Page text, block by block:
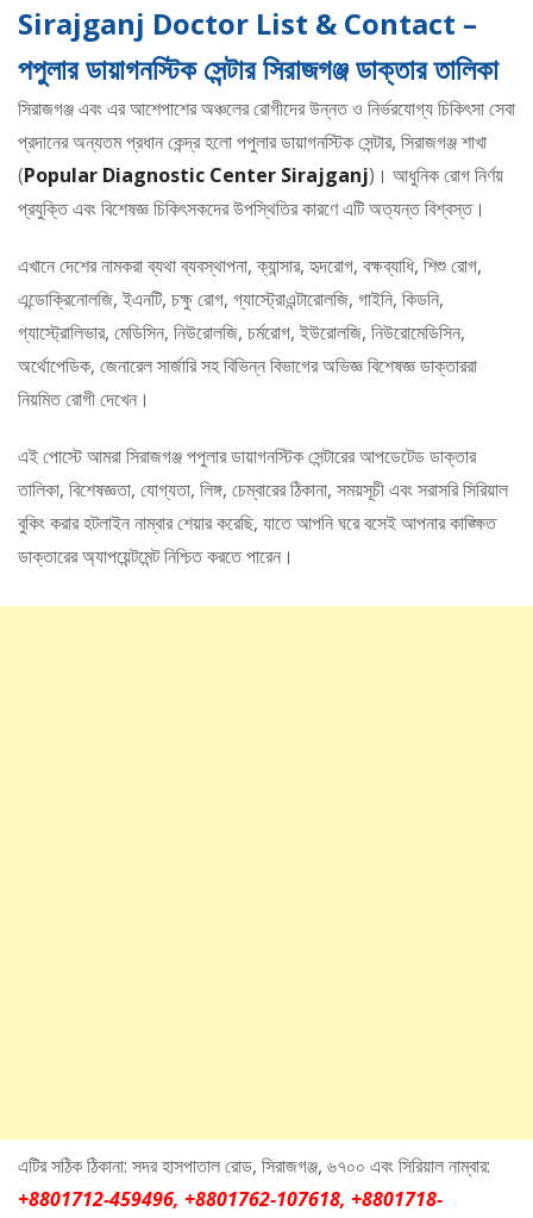
Sirajganj Doctor List & Contact –
পপুলার ডায়াগনস্টিক সেন্টার সিরাজগঞ্জ ডাক্তার তালিকা
সিরাজগঞ্জ এবং এর আশেপাশের অঞ্চলের রোগীদের উন্নত ও নির্ভরযোগ্য চিকিৎসা সেবা
প্রদানের অন্যতম প্রধান কেন্দ্র হলো পপুলার ডায়াগনস্টিক সেন্টার, সিরাজগঞ্জ শাখা
(Popular Diagnostic Center Sirajganj)। আধুনিক রোগ নির্ণয়
প্রযুক্তি এবং বিশেষজ্ঞ চিকিৎসকদের উপস্থিতির কারণে এটি অত্যন্ত বিশ্বস্ত।
এখানে দেশের নামকরা ব্যথা ব্যবস্থাপনা, ক্যান্সার, হৃদরোগ, বক্ষব্যাধি, শিশু রোগ,
এন্ডোক্রিনোলজি, ইএনটি, চক্ষু রোগ, গ্যাস্ট্রোএন্টারোলজি, গাইনি, কিডনি,
গ্যাস্ট্রোলিভার, মেডিসিন, নিউরোলজি, চর্মরোগ, ইউরোলজি, নিউরোমেডিসিন,
অর্থোপেডিক, জেনারেল সার্জারি সহ বিভিন্ন বিভাগের অভিজ্ঞ বিশেষজ্ঞ ডাক্তাররা
নিয়মিত রোগী দেখেন।
এই পোস্টে আমরা সিরাজগঞ্জ পপুলার ডায়াগনস্টিক সেন্টারের আপডেটেড ডাক্তার
তালিকা, বিশেষজ্ঞতা, যোগ্যতা, লিঙ্গ, চেম্বারের ঠিকানা, সময়সূচী এবং সরাসরি সিরিয়াল
বুকিং করার হটলাইন নাম্বার শেয়ার করেছি, যাতে আপনি ঘরে বসেই আপনার কাঙ্ক্ষিত
ডাক্তারের অ্যাপয়েন্টমেন্ট নিশ্চিত করতে পারেন।
এটির সঠিক ঠিকানা: সদর হাসপাতাল রোড, সিরাজগঞ্জ, ৬৭০০ এবং সিরিয়াল নাম্বার:
+8801712-459496, +8801762-107618, +8801718-